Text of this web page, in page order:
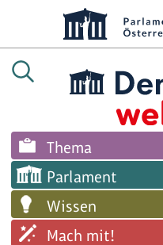
Thema
Parlament
Wissen
Mach mit!